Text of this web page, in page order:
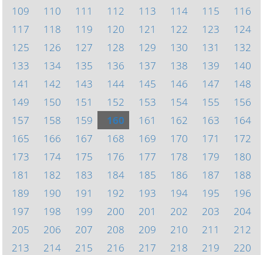
109
110 111 112 113 114 115
116
117
118 119 120 121 122 123
124
125
126 127 128 129 130 131
132
133
134 135 136 137 138 139
140
141
142 143 144 145 146 147
148
149
150 151 152 153 154 155
156
157
158 159 160 161 162 163
164
165
166 167 168 169 170 171
172
173
174 175 176 177 178 179
180
181
182 183 184 185 186 187
188
189
190 191 192 193 194 195
196
197
198 199 200 201 202 203
204
205
206 207 208 209 210 211
212
213
214 215 216 217 218 219
220